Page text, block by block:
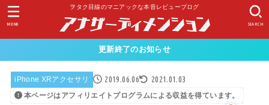
ヲタク目線のマニアックな本音レビューブログ
SEARCH
MENU
更新終了のお知らせ
iPhone XRアクセサリ 2019.06.06 2021.01.03
本ページはアフィリエイトプログラムによる収益を得ています。